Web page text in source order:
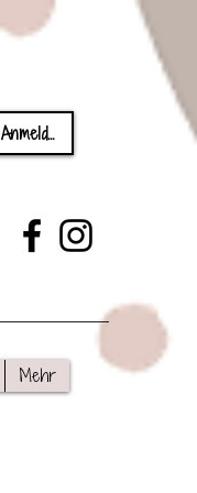
Anmelden
Mehr